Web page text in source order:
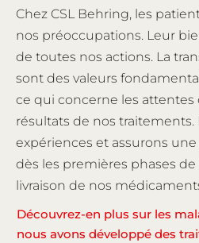
Chez CSL Behring, les
nos préoccupations. Leur
de toutes nos actions. La
sont des valeurs
ce qui concerne les attentes
résultats de nos
expériences et assurons
dès les premières phases de
livraison de nos
Découvrez-en plus sur les
nous avons développé des